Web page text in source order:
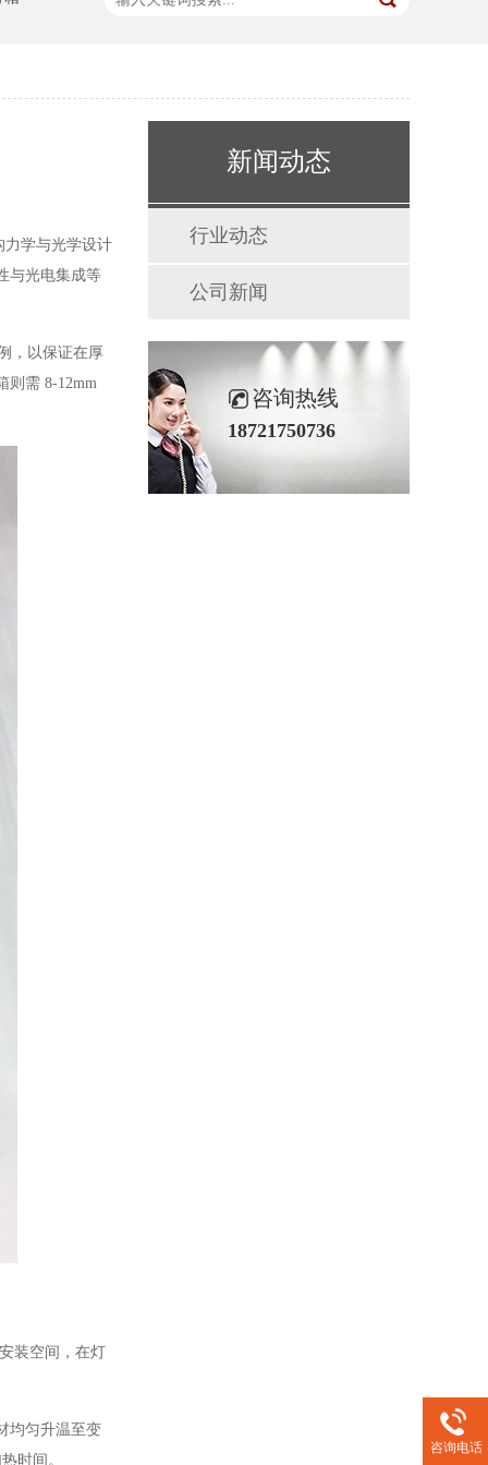
力学与光学设计
与光电集成等
，以保证在厚
则需 8-12mm
装空间，在灯
均匀升温至变
时间。
新闻动态
行业动态
公司新闻
咨询热线
18721750736
咨询电话